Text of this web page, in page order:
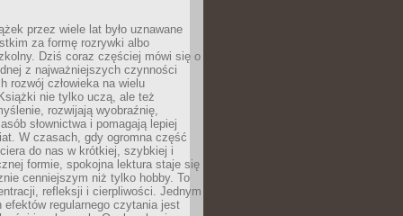
przez wiele lat było uznawane
za formę rozrywki albo
Dziś coraz częściej mówi się o
z najważniejszych czynności
rozwój człowieka na wielu
nie tylko uczą, ale też
rozwijają wyobraźnię,
słownictwa i pomagają lepiej
W czasach, gdy ogromna część
do nas w krótkiej, szybkiej i
formie, spokojna lektura staje się
cenniejszym niż tylko hobby. To
refleksji i cierpliwości. Jednym
efektów regularnego czytania jest